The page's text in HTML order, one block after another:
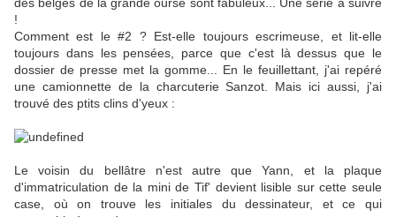
!
Comment est le #2 ? Est-elle toujours escrimeuse, et lit-elle
toujours dans les pensées, parce que c'est là dessus que le
dossier de presse met la gomme... En le feuillettant, j'ai repéré
une camionnette de la charcuterie Sanzot. Mais ici aussi, j'ai
trouvé des ptits clins d'yeux :
Le voisin du bellâtre n'est autre que Yann, et la plaque
d'immatriculation de la mini de Tif' devient lisible sur cette seule
case, où on trouve les initiales du dessinateur, et ce qui